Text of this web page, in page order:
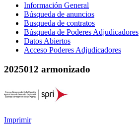
Información General
Búsqueda de anuncios
Busqueda de contratos
Búsqueda de Poderes Adjudicadores
Datos Abiertos
Acceso Poderes Adjudicadores
2025012 armonizado
Imprimir